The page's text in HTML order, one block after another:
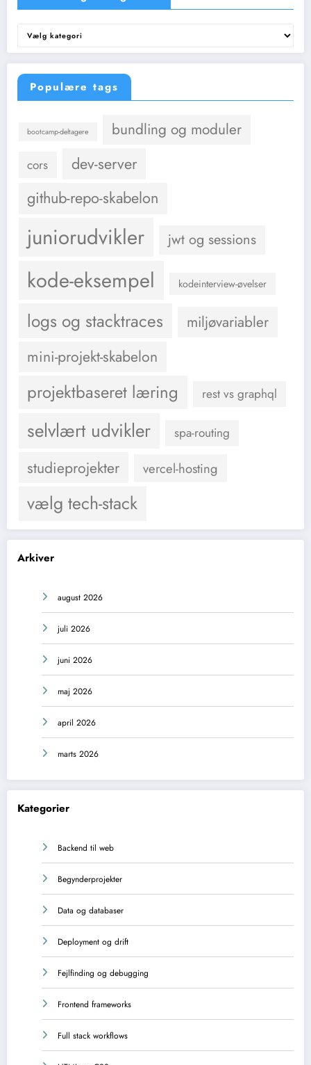
kategorier
Populære tags
bootcamp-deltagere bundling og moduler
cors
dev-server
github-repo-skabelon
juniorudvikler jwt og sessions
kode-eksempel kodeinterview-øvelser
logs og stacktraces miljøvariabler
mini-projekt-skabelon
projektbaseret læring rest vs graphql
selvlært udvikler spa-routing
studieprojekter vercel-hosting
vælg tech-stack
Arkiver
august 2026
juli 2026
juni 2026
maj 2026
april 2026
marts 2026
Kategorier
Backend til web
Begynderprojekter
Data og databaser
Deployment og drift
Fejlfinding og debugging
Frontend frameworks
Full stack workflows